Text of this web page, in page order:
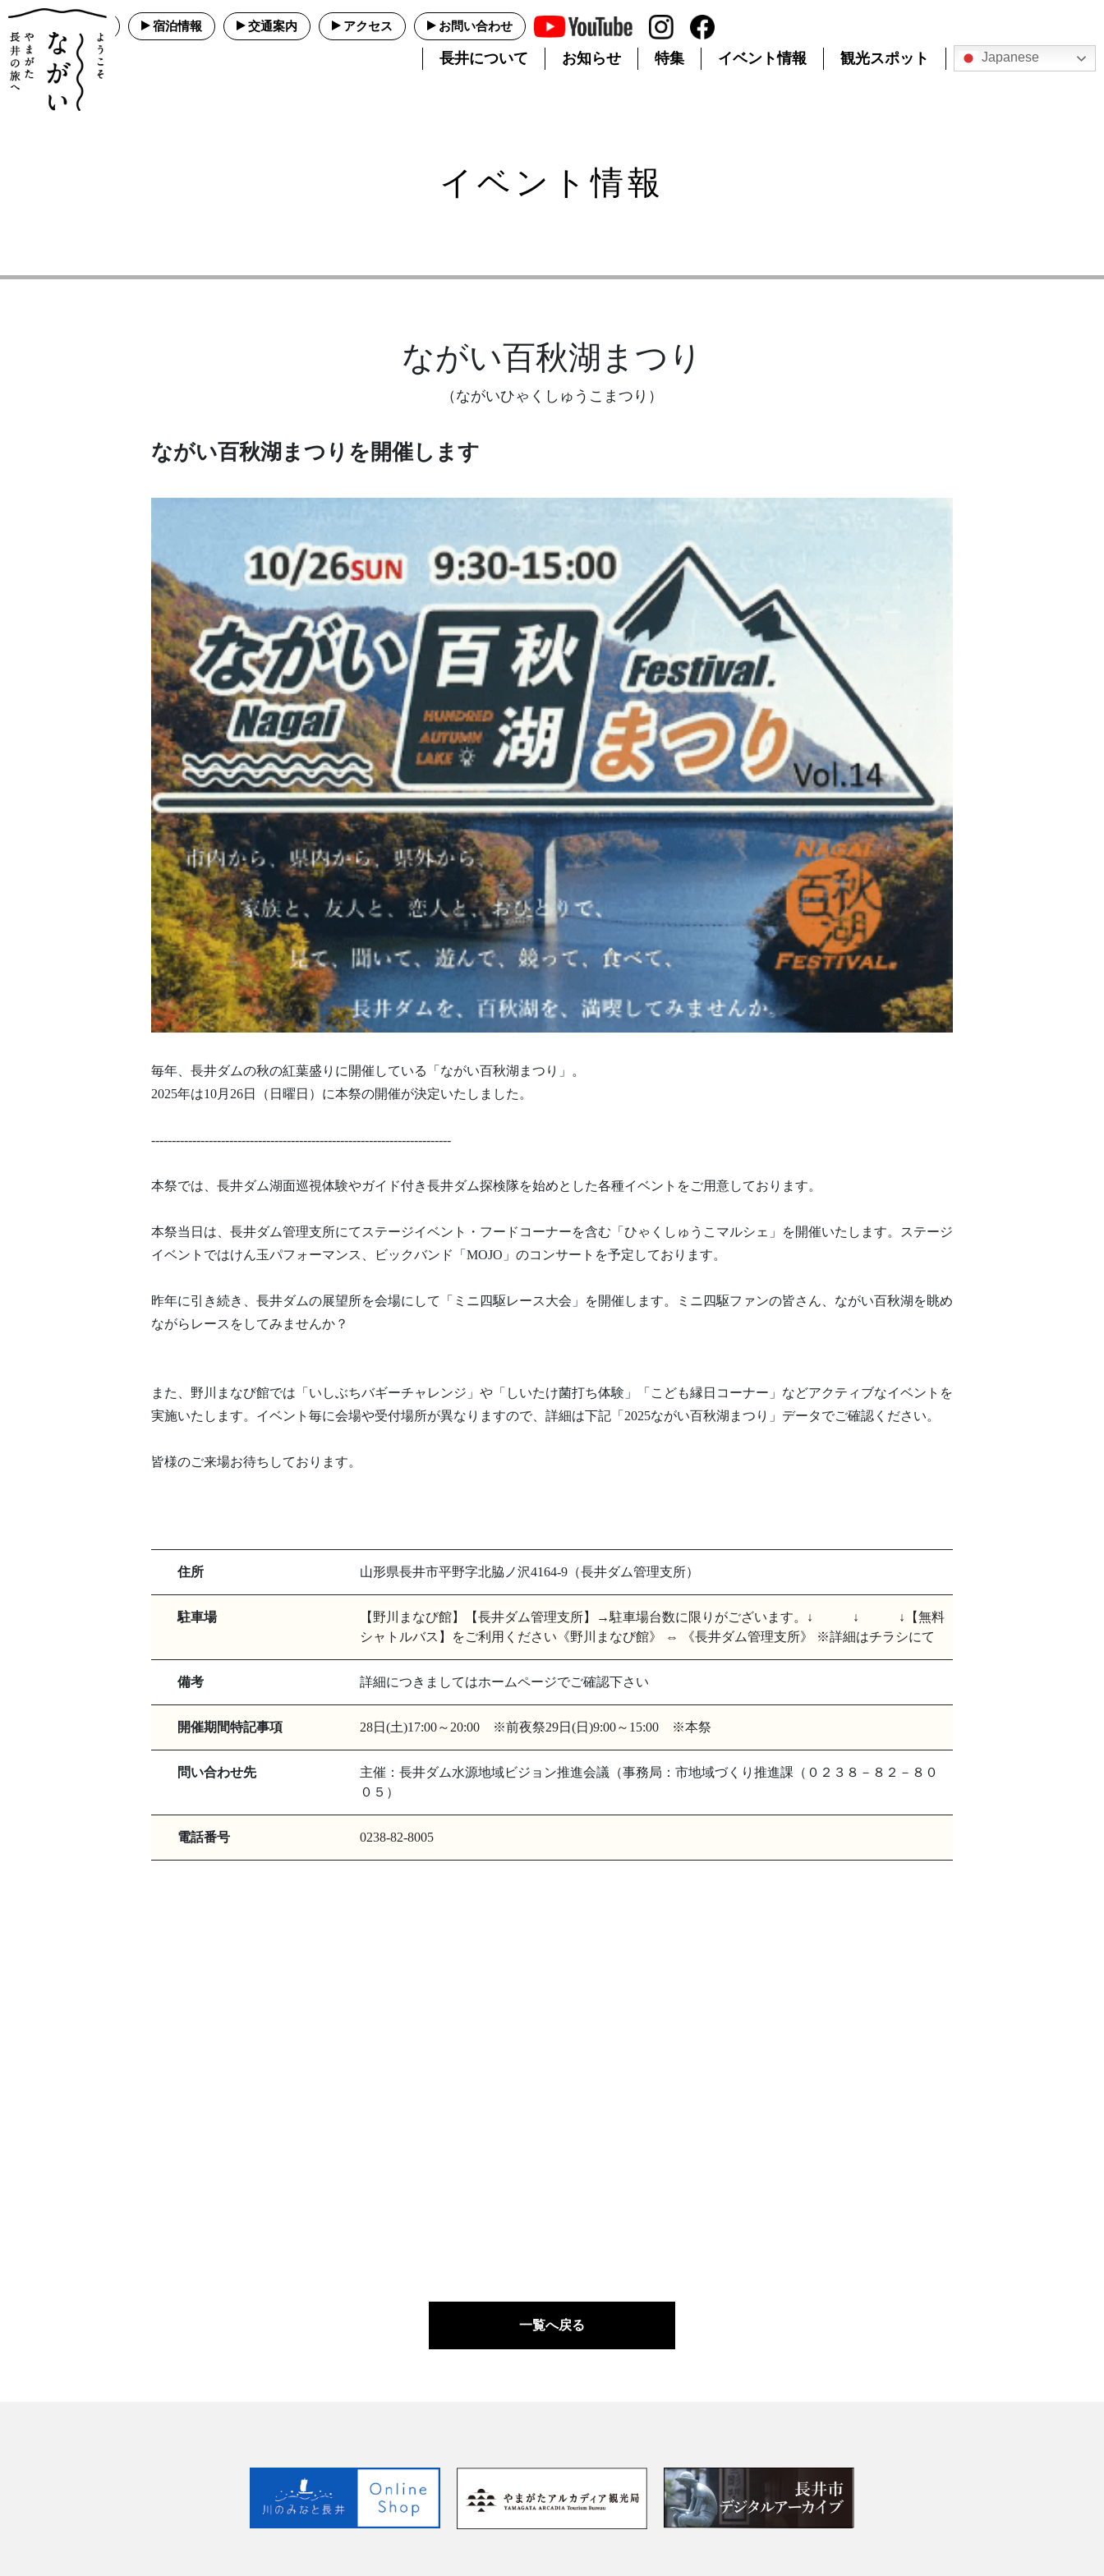
長井について お知らせ 特集 イベント情報 観光スポット
宿泊情報 交通案内 アクセス お問い合わせ
Japanese
イベント情報
ながい百秋湖まつり
（ながいひゃくしゅうこまつり）
ながい百秋湖まつりを開催します
毎年、長井ダムの秋の紅葉盛りに開催している「ながい百秋湖まつり」。
2025年は10月26日（日曜日）に本祭の開催が決定いたしました。
-------------------------------------------------------------------------
本祭では、長井ダム湖面巡視体験やガイド付き長井ダム探検隊を始めとした各種イベントをご用意しております。
本祭当日は、長井ダム管理支所にてステージイベント・フードコーナーを含む「ひゃくしゅうこマルシェ」を開催いたします。ステージ
イベントではけん玉パフォーマンス、ビックバンド「MOJO」のコンサートを予定しております。
昨年に引き続き、長井ダムの展望所を会場にして「ミニ四駆レース大会」を開催します。ミニ四駆ファンの皆さん、ながい百秋湖を眺め
ながらレースをしてみませんか？
また、野川まなび館では「いしぶちバギーチャレンジ」や「しいたけ菌打ち体験」「こども縁日コーナー」などアクティブなイベントを
実施いたします。イベント毎に会場や受付場所が異なりますので、詳細は下記「2025ながい百秋湖まつり」データでご確認ください。
皆様のご来場お待ちしております。
住所 山形県長井市平野字北脇ノ沢4164-9（長井ダム管理支所）
駐車場
【野川まなび館】【長井ダム管理支所】→駐車場台数に限りがございます。↓ ↓ ↓【無料
シャトルバス】をご利用ください《野川まなび館》 ⇔ 《長井ダム管理支所》 ※詳細はチラシにて
備考 詳細につきましてはホームページでご確認下さい
開催期間特記事項 28日(土)17:00～20:00 ※前夜祭29日(日)9:00～15:00 ※本祭
問い合わせ先
主催：長井ダム水源地域ビジョン推進会議（事務局：市地域づくり推進課（０２３８－８２－８０
０５）
電話番号 0238-82-8005
一覧へ戻る